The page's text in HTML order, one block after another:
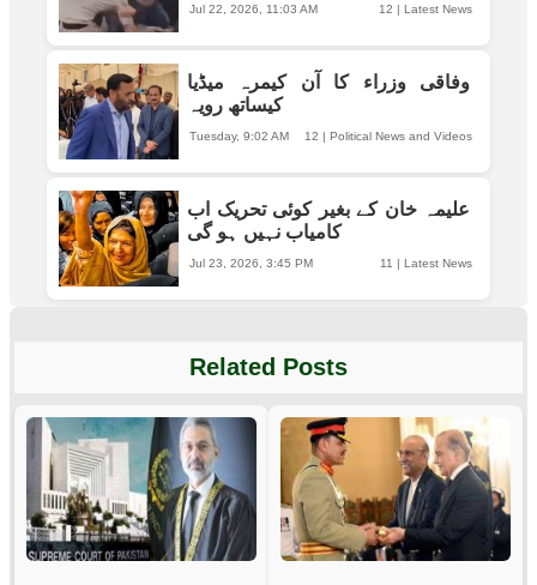
12 | Latest News
Jul 22, 2026, 11:03 AM
وفاقی وزراء کا آن کیمرہ میڈیا
کیساتھ رویہ
12 | Political News and Videos
Tuesday, 9:02 AM
علیمہ خان کے بغیر کوئی تحریک اب
کامیاب نہیں ہو گی
11 | Latest News
Jul 23, 2026, 3:45 PM
Related Posts